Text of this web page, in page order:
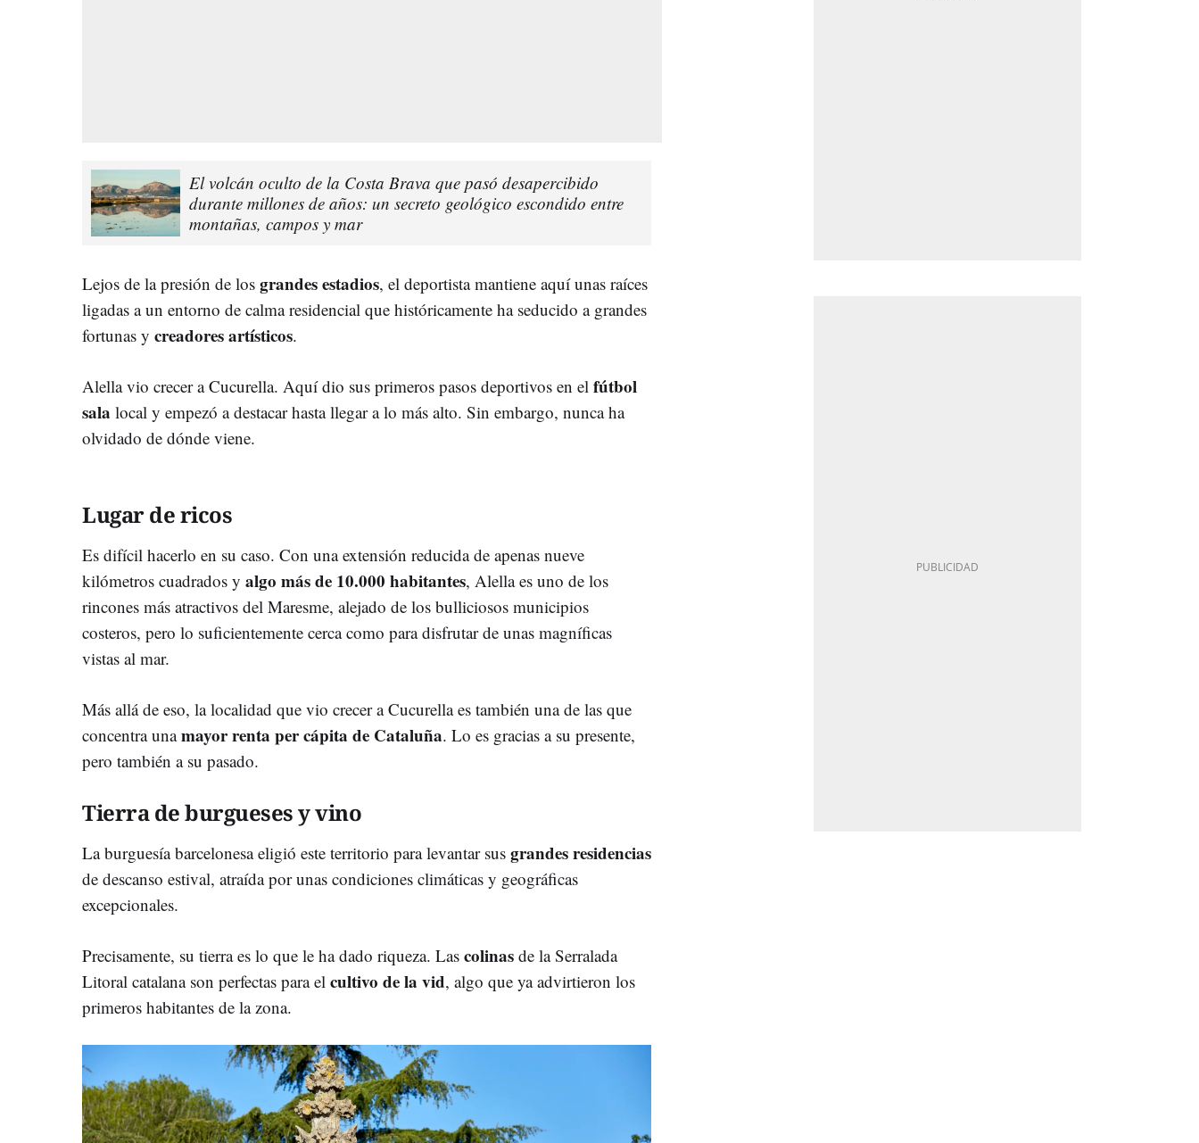
El volcán oculto de la Costa Brava que pasó desapercibido
durante millones de años: un secreto geológico escondido entre
montañas, campos y mar
Lejos de la presión de los grandes estadios, el deportista mantiene aquí unas raíces
ligadas a un entorno de calma residencial que históricamente ha seducido a grandes
fortunas y creadores artísticos.
Alella vio crecer a Cucurella. Aquí dio sus primeros pasos deportivos en el fútbol
sala local y empezó a destacar hasta llegar a lo más alto. Sin embargo, nunca ha
olvidado de dónde viene.
Lugar de ricos
Es difícil hacerlo en su caso. Con una extensión reducida de apenas nueve
kilómetros cuadrados y algo más de 10.000 habitantes, Alella es uno de los
rincones más atractivos del Maresme, alejado de los bulliciosos municipios
costeros, pero lo suficientemente cerca como para disfrutar de unas magníficas
vistas al mar.
Más allá de eso, la localidad que vio crecer a Cucurella es también una de las que
concentra unamayor renta per cápita de Cataluña. Lo es gracias a su presente,
pero también a su pasado.
Tierra de burgueses y vino
La burguesía barcelonesa eligió este territorio para levantar sus grandes residencias
de descanso estival, atraída por unas condiciones climáticas y geográficas
excepcionales.
Precisamente, su tierra es lo que le ha dado riqueza. Las colinas de la Serralada
Litoral catalana son perfectas para el cultivo de la vid, algo que ya advirtieron los
primeros habitantes de la zona.